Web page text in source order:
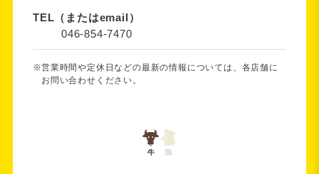
TEL（またはemail）
046-854-7470
営業時間や定休日などの最新の情報については、各店舗に
お問い合わせください。
牛 鶏